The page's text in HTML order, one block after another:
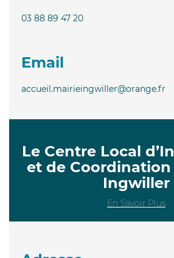
03 88 89 47 20
Email
accueil.mairieingwiller@orange.fr
Le Centre Local
et de Coordination
Ingwiller
En Savoir Plus